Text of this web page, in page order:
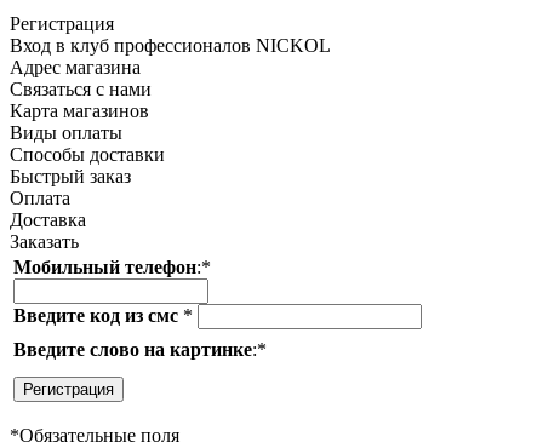
Регистрация
Вход в клуб профессионалов NICKOL
Адрес магазина
Связаться с нами
Карта магазинов
Виды оплаты
Способы доставки
Быстрый заказ
Оплата
Доставка
Заказать
Мобильный телефон:*
Введите код из смс *
Введите слово на картинке:*
Регистрация
*Обязательные поля